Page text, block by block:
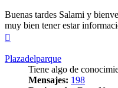
Buenas tardes Salami y
muy bien tener estar
Plazadelparque
Tiene algo de
Mensajes: 198